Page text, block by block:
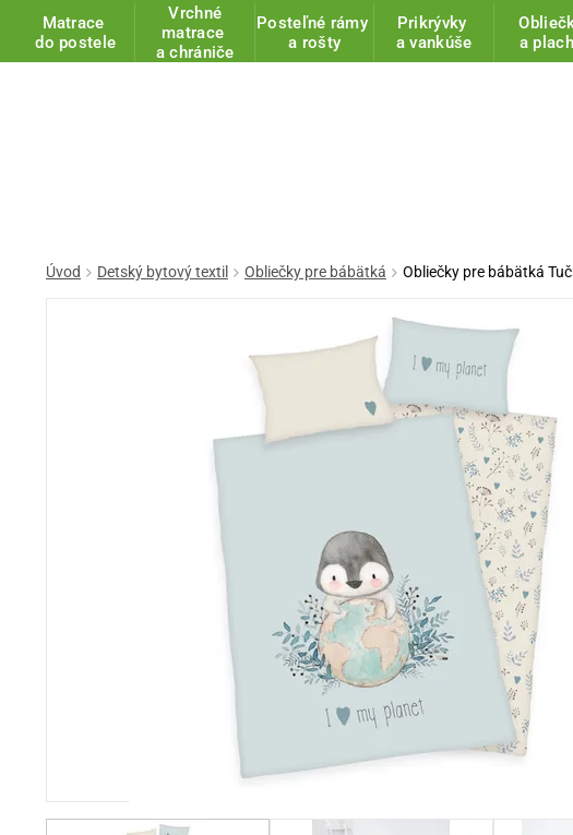
Matrace
do postele
Vrchné
matrace
a chrániče
Posteľné rámy
a rošty
Prikrývky
a vankúše
a
Úvod Detský bytový textil Obliečky pre bábätká Obliečky pre bábätká